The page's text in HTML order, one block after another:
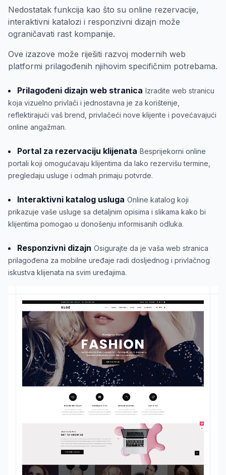
Nedostatak funkcija kao što su online rezervacije,
interaktivni katalozi i responzivni dizajn može
ograničavati rast kompanije.
Ove izazove može riješiti razvoj modernih web
platformi prilagođenih njihovim specifičnim potrebama.
Prilagođeni dizajn web stranica Izradite web stranicu
koja vizuelno privlači i jednostavna je za korištenje,
reflektirajući vaš brend, privlačeći nove klijente i povećavajući
online angažman.
Portal za rezervaciju klijenata Besprijekorni online
portali koji omogućavaju klijentima da lako rezervišu termine,
pregledaju usluge i odmah primaju potvrde.
Interaktivni katalog usluga Online katalog koji
prikazuje vaše usluge sa detaljnim opisima i slikama kako bi
klijentima pomogao u donošenju informisanih odluka.
Responzivni dizajn Osigurajte da je vaša web stranica
prilagođena za mobilne uređaje radi dosljednog i privlačnog
iskustva klijenata na svim uređajima.